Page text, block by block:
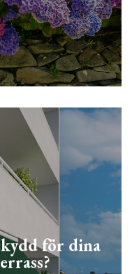
för dina